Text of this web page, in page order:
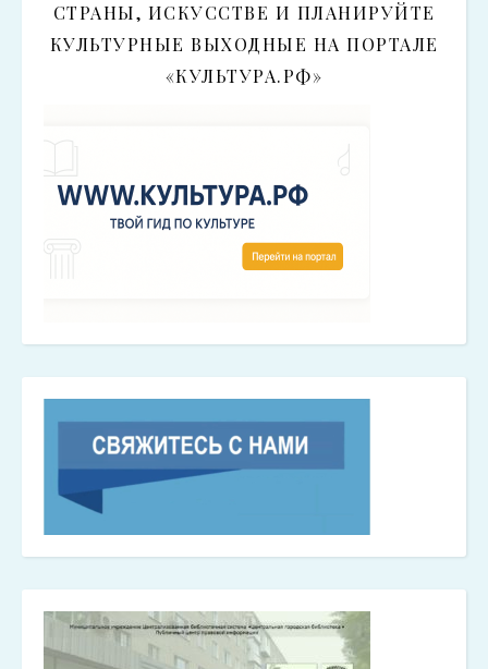
СТРАНЫ, ИСКУССТВЕ И ПЛАНИРУЙТЕ
КУЛЬТУРНЫЕ ВЫХОДНЫЕ НА ПОРТАЛЕ
«КУЛЬТУРА.РФ»